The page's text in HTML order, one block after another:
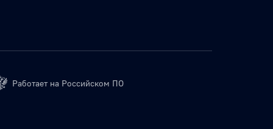
Работает на Российском ПО